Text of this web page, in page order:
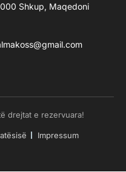
Shkup, Maqedoni
drejtat e rezervuara!
Impressum